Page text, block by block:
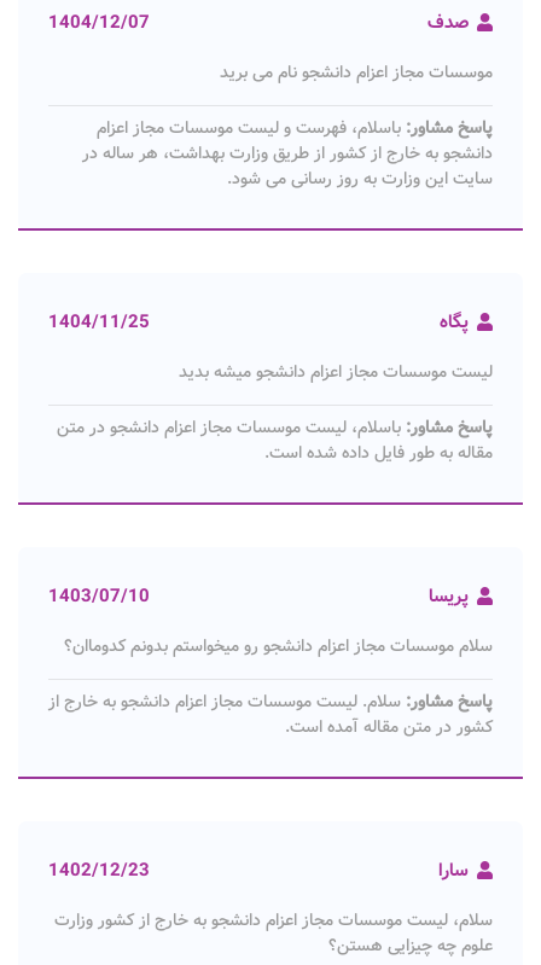
صدف 1404/12/07
موسسات مجاز اعزام دانشجو نام می برید
پاسخ مشاور: باسلام، فهرست و لیست موسسات مجاز اعزام
دانشجو به خارج از کشور از طریق وزارت بهداشت، هر ساله در
سایت این وزارت به روز رسانی می شود.
پگاه 1404/11/25
لیست موسسات مجاز اعزام دانشجو میشه بدید
پاسخ مشاور: باسلام، لیست موسسات مجاز اعزام دانشجو در متن
مقاله به طور فایل داده شده است.
پریسا 1403/07/10
سلام موسسات مجاز اعزام دانشجو رو میخواستم بدونم کدوماان؟
پاسخ مشاور: سلام. لیست موسسات مجاز اعزام دانشجو به خارج از
کشور در متن مقاله آمده است.
سارا 1402/12/23
سلام، لیست موسسات مجاز اعزام دانشجو به خارج از کشور وزارت
علوم چه چیزایی هستن؟